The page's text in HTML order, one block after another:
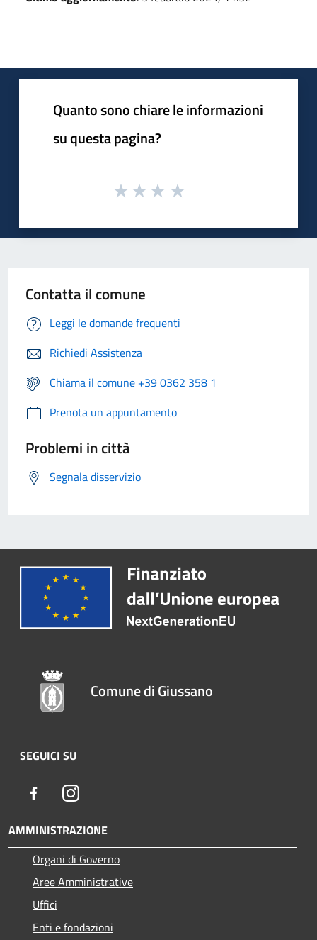
Quanto sono chiare le informazioni
su questa pagina?
Contatta il comune
Leggi le domande frequenti
Richiedi Assistenza
Chiama il comune +39 0362 358 1
Prenota un appuntamento
Problemi in città
Segnala disservizio
Comune di Giussano
SEGUICI SU
FacebookInstagram
AMMINISTRAZIONE
Organi di Governo
Aree Amministrative
Uffici
Enti e fondazioni